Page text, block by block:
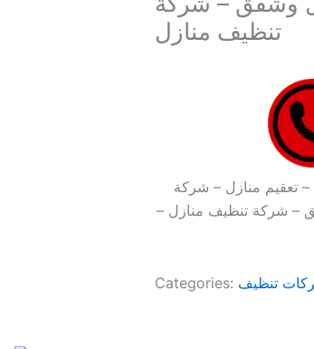
تنظيف منازل
تعقيم منازل – شركة
– شركة تنظيف منازل –
Categories: تنظيف